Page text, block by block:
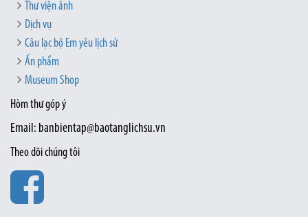
Thư viện ảnh
Dịch vụ
Câu lạc bộ Em yêu lịch sử
Ấn phẩm
Museum Shop
Hòm thư góp ý
Email: banbientap@baotanglichsu.vn
Theo dõi chúng tôi